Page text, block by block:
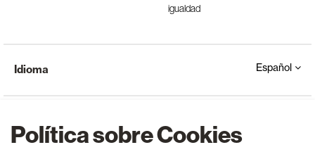
Política sobre Cookies
igualdad
Idioma Español